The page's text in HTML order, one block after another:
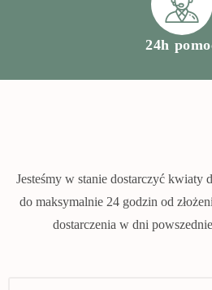
24h
Jesteśmy w stanie dostarczyć kwiaty
do maksymalnie 24 godzin od
dostarczenia w dni